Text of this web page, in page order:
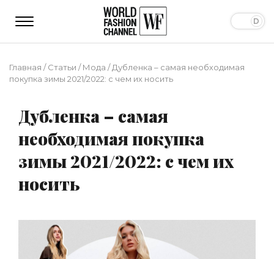
Главная /Статьи /Мода /Дубленка – самая необходимая
покупка зимы 2021/2022: с чем их носить
Дубленка – самая
необходимая покупка
зимы 2021/2022: с чем их
носить